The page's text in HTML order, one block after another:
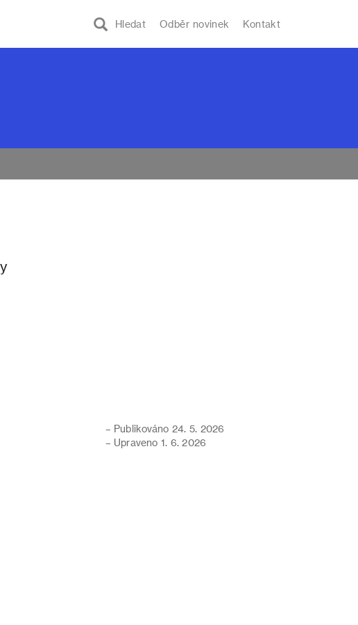
Hledat Odběr novinek Kontakt
– Publikováno 24. 5. 2026
– Upraveno 1. 6. 2026